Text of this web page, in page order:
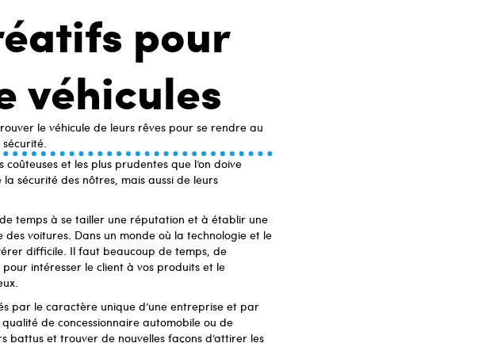
pour
véhicules
le véhicule de leurs rêves pour se rendre au
coûteuses et les plus prudentes que l’on doive
sécurité des nôtres, mais aussi de leurs
temps à se tailler une réputation et à établir une
voitures. Dans un monde où la technologie et le
difficile. Il faut beaucoup de temps, de
intéresser le client à vos produits et le
par le caractère unique d’une entreprise et par
qualité de concessionnaire automobile ou de
battus et trouver de nouvelles façons d’attirer les